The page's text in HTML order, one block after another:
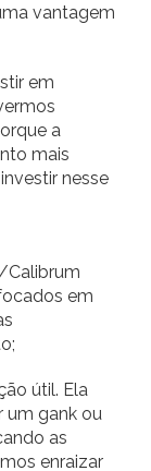
vantagem
em
a
mais
nesse
Calibrum
em
útil. Ela
um gank ou
as
enraizar